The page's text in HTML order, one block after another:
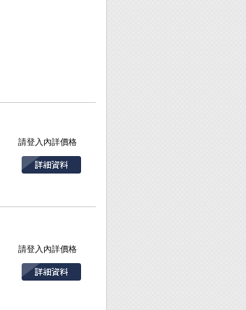
請登入內詳價格
請登入內詳價格